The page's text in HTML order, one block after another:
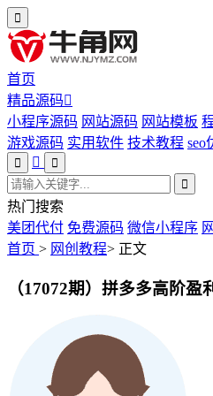
首页
精品源码
小程序源码 网站源码 网站模板
游戏源码 实用软件 技术教程 seo
热门搜索
美团代付 免费源码 微信小程序
首页 > 网创教程> 正文
（17072期）拼多多高阶